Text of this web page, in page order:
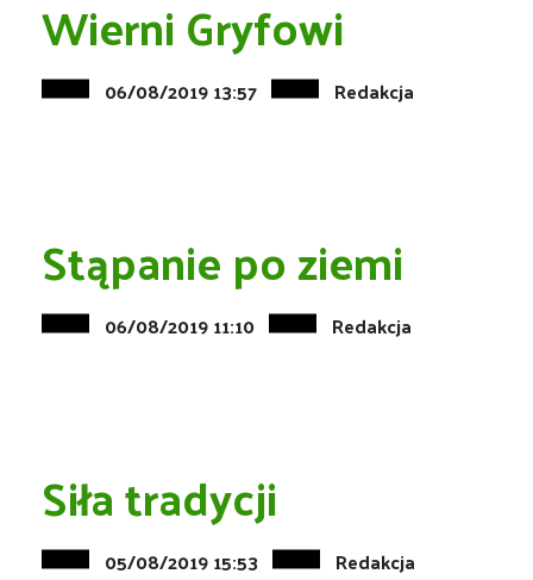
Wierni Gryfowi
06/08/2019 13:57 Redakcja
Stąpanie po ziemi
06/08/2019 11:10 Redakcja
Siła tradycji
05/08/2019 15:53 Redakcja